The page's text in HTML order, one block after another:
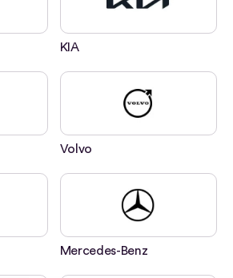
KIA
Volvo
Mercedes-Benz